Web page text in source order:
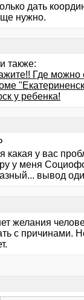
дать
нужно.
также:
Где можно
у ребенка!
какая у вас
у меня
вывод
желания
с причинами.